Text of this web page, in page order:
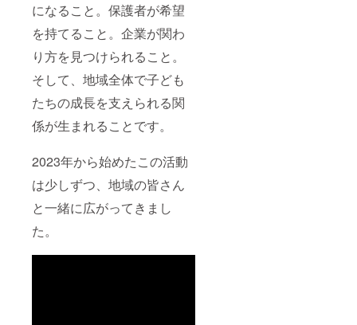
になること。保護者が希望
を持てること。企業が関わ
り方を見つけられること。
そして、地域全体で子ども
たちの成長を支えられる関
係が生まれることです。
2023年から始めたこの活動
は少しずつ、地域の皆さん
と一緒に広がってきまし
た。